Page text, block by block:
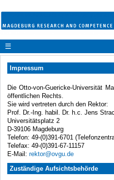
☰
Impressum
Die Otto-von-Guericke-Universität
öffentlichen Rechts.
Sie wird vertreten durch den Rektor:
Prof. Dr.-Ing. habil. Dr. h.c. Jens
Universitätsplatz 2
D-39106 Magdeburg
Telefon: 49-(0)391-6701
Telefax: 49-(0)391-67-11157
E-Mail: rektor@ovgu.de
Zuständige Aufsichtsbehörde